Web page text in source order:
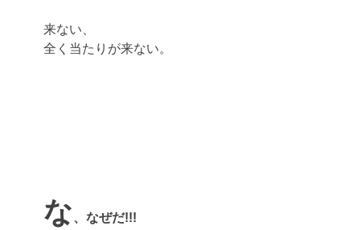
来ない、
全く当たりが来ない。
な、なぜだ!!!